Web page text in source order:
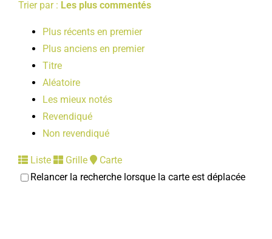
Trier par : Les plus commentés
Plus récents en premier
Plus anciens en premier
Titre
Aléatoire
Les mieux notés
Revendiqué
Non revendiqué
Liste Grille
Carte
Relancer la recherche lorsque la carte est déplacée